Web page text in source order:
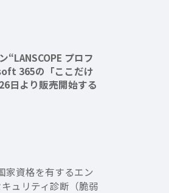
プロフ
365の「ここだけ
日より販売開始する
家資格を有するエン
ュリティ診断（脆弱